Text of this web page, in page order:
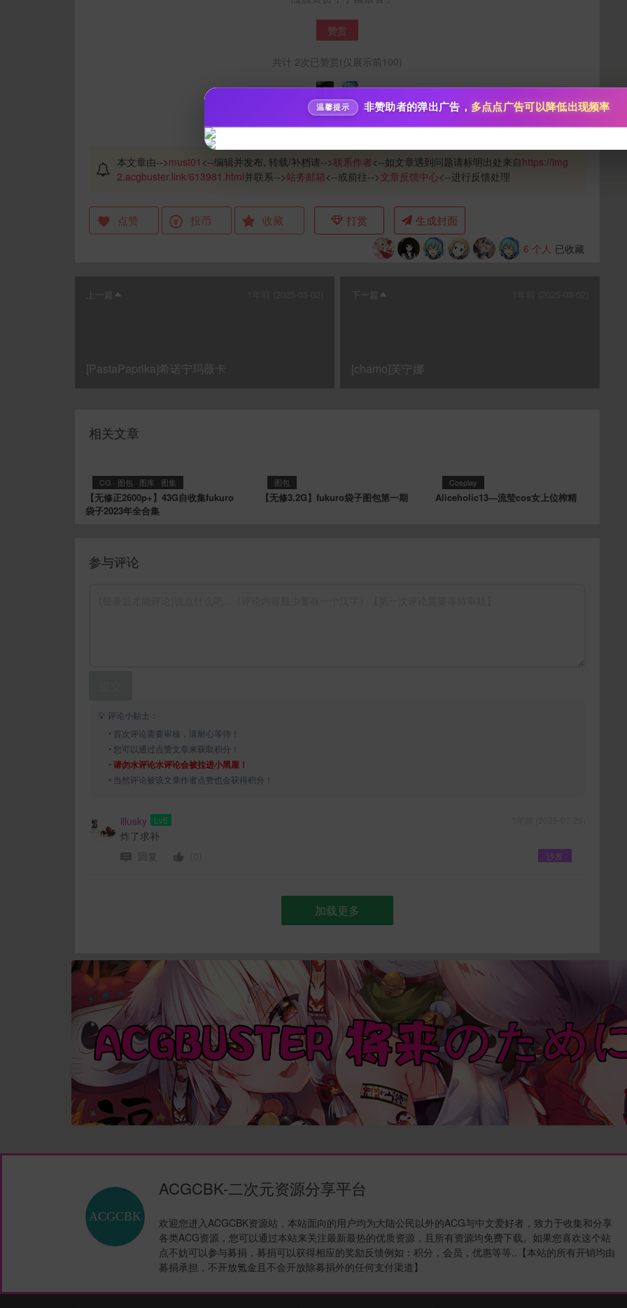
立刻支付
赞赏
共计 2次已赞赏(仅展示前100)
本文章由-->must01 <--编辑并发布, 转载/补档请-->联系作者<--如文章遇到问题请标明出处来自https://img
2.acgbuster.link/613981.html并联系-->站务邮箱<--或前往-->文章反馈中心<--进行反馈处理
点赞 投币 收藏 打赏 生成封面
分享到微博
6 个人 已收藏
上一篇
[PastaPaprika]希诺宁玛薇卡
下一篇
[chamo]芙宁娜
相关文章
CG · 图包 · 图库 · 图集
【无修正2600p+】43G自收集fukuro
袋子2023年全合集
图包
【无修3.2G】fukuro袋子图包第一期
Cosplay
Aliceholic13—流莹cos女上位榨精
参与评论
💡 评论小贴士：
• 首次评论需要审核，请耐心等待！
• 您可以通过点赞文章来获取积分！
• 请勿水评论水评论会被拉进小黑屋！
• 当然评论被该文章作者点赞也会获得积分！
illusky Lv5
炸了求补
沙发
回复
加载更多
ACGCBK-二次元资源分享平台
欢迎您进入ACGCBK资源站，本站面向的用户均为大陆公民以外的ACG与中文爱好者，致力于收集和分享
各类ACG资源，您可以通过本站来关注最新最热的优质资源，且所有资源均免费下载。如果您喜欢这个站
点不妨可以参与募捐，募捐可以获得相应的奖励反馈例如：积分，会员，优惠等等..【本站的所有开销均由
募捐承担，不开放氪金且不会开放除募捐外的任何支付渠道】
温馨提示 非赞助者的弹出广告， 多点点广告可以降低出现频率